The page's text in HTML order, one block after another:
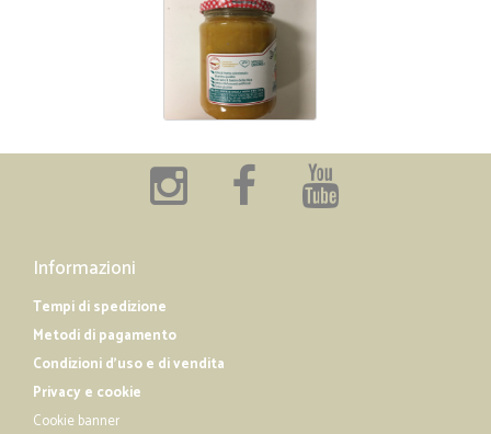
Informazioni
Tempi di spedizione
Metodi di pagamento
Condizioni d'uso e di vendita
Privacy e cookie
Cookie banner